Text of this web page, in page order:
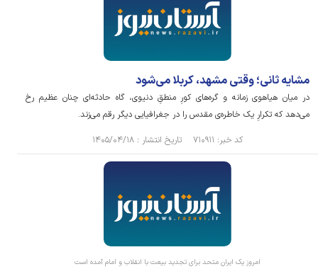
مشایه ثانی؛ وقتی مشهد، کربلا می‌شود
در میان هیاهوی زمانه و گره‌های کورِ منطقِ دنیوی، گاه حادثه‌ای چنان عظیم رخ
می‌دهد که تکرارِ یک خاطره‌ی مقدس را در جغرافیایی دیگر رقم می‌زند.
کد خبر: ۷۱۰۹۱۱ تاریخ انتشار : ۱۴۰۵/۰۴/۱۸
امروز یک ایران متحد برای تجدید بیعت با انقلاب و امام آمده است